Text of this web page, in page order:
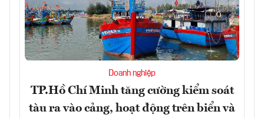
Doanh nghiệp
TP.Hồ Chí Minh tăng cường kiểm soát
tàu ra vào cảng, hoạt động trên biển và